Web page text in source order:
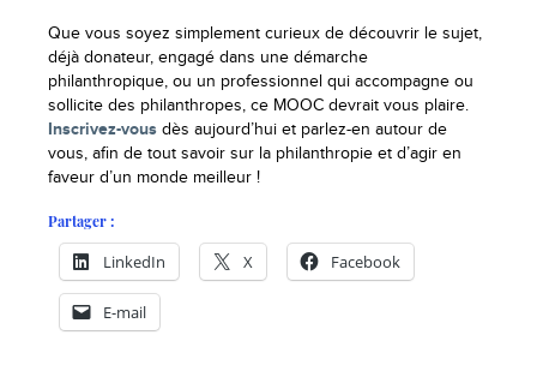
Que vous soyez simplement curieux de découvrir le sujet,
déjà donateur, engagé dans une démarche
philanthropique, ou un professionnel qui accompagne ou
sollicite des philanthropes, ce MOOC devrait vous plaire.
Inscrivez-vous dès aujourd’hui et parlez-en autour de
vous, afin de tout savoir sur la philanthropie et d’agir en
faveur d’un monde meilleur !
Partager :
LinkedIn X Facebook
E-mail